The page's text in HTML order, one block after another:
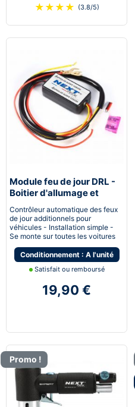
★ ★ ★ ★ (3.8/5)
Module feu de jour DRL -
Boitier d'allumage et
extinction automatique
pour feux de jour Led
Contrôleur automatique des feux
de jour additionnels pour
véhicules - Installation simple -
Se monte sur toutes les voitures
Conditionnement : A l'unité
Satisfait ou remboursé
19,90 €
Promo !